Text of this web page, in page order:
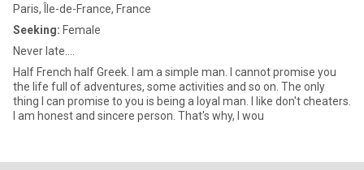
Paris, Île-de-France, France
Seeking: Female
Never late....
Half French half Greek. I am a simple man. I cannot promise you
the life full of adventures, some activities and so on. The only
thing I can promise to you is being a loyal man. I like don't cheaters.
I am honest and sincere person. That's why, I wou